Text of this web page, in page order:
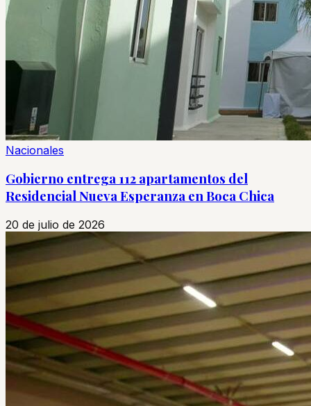
Nacionales
Gobierno entrega 112 apartamentos del
Residencial Nueva Esperanza en Boca Chica
20 de julio de 2026